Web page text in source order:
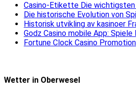
Casino-Etikette Die
Die historische Evolution von
Historisk utvikling av kasinoer
Godz Casino mobile App:
Fortune Clock Casino
Wetter in Oberwesel